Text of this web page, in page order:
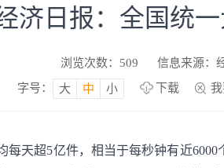
济日报：全国统
浏览次数： 509 信息来源：
字号：
大 中 小 下载
每天超5亿件，相当于每秒钟有近